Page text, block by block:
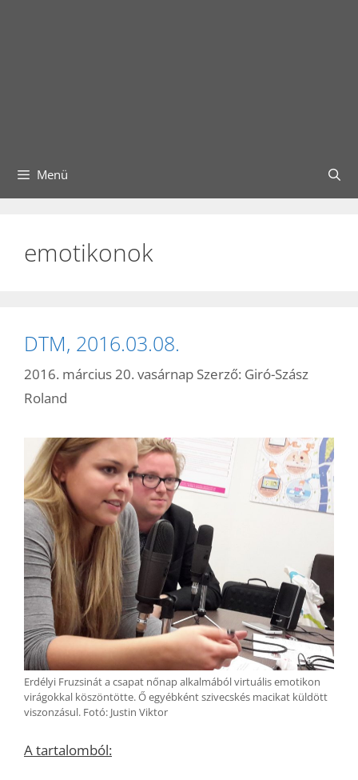
Menü
emotikonok
DTM, 2016.03.08.
2016. március 20. vasárnap Szerző: Giró-Szász
Roland
Erdélyi Fruzsinát a csapat nőnap alkalmából virtuális emotikon
virágokkal köszöntötte. Ő egyébként szivecskés macikat küldött
viszonzásul. Fotó: Justin Viktor
A tartalomból: